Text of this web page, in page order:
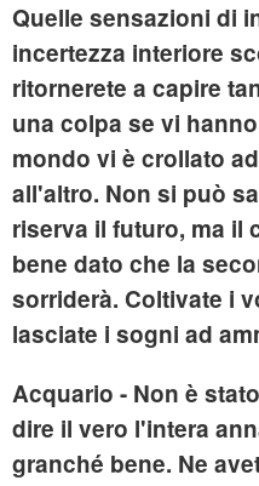
Quelle sensazioni di
incertezza interiore
ritornerete a capire
una colpa se vi
mondo vi è crollato
all'altro. Non si può
riserva il futuro, ma il
bene dato che la
sorriderà. Coltivate i
lasciate i sogni ad
Acquario - Non è
dire il vero l'intera
granché bene. Ne